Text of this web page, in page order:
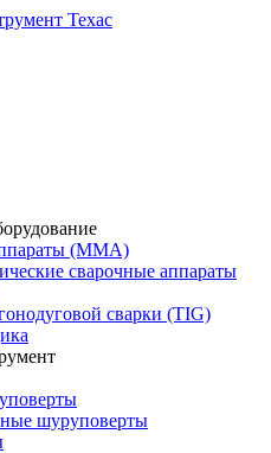
(ММА)
сварочные аппараты
сварки (TIG)
шуруповерты